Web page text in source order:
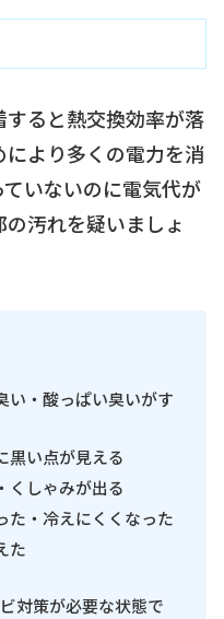
ると熱交換効率が落
より多くの電力を消
いないのに電気代が
汚れを疑いましょ
・酸っぱい臭いがす
黒い点が見える
くしゃみが出る
・冷えにくくなった
た
対策が必要な状態で